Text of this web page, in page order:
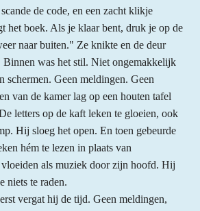
de code, en een zacht klikje
het boek. Als je klaar bent, druk je op de
naar buiten." Ze knikte en de deur
Binnen was het stil. Niet ongemakkelijk
schermen. Geen meldingen. Geen
van de kamer lag op een houten tafel
letters op de kaft leken te gloeien, ook
Hij sloeg het open. En toen gebeurde
hém te lezen in plaats van
als muziek door zijn hoofd. Hij
niets te raden.
vergat hij de tijd. Geen meldingen,